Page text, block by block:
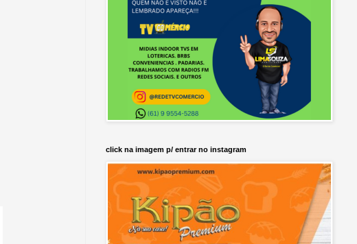
click na imagem p/ entrar no instagram